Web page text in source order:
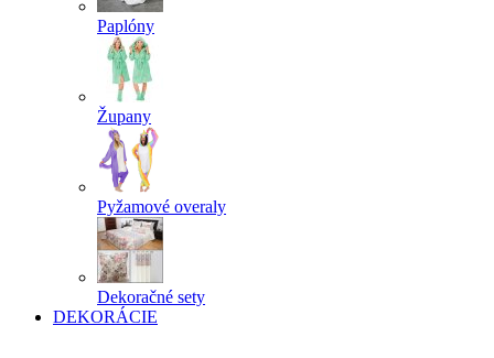
Paplóny
Župany
Pyžamové overaly
Dekoračné sety
DEKORÁCIE